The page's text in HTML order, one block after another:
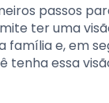
passos
ter uma
família e, em
tenha essa